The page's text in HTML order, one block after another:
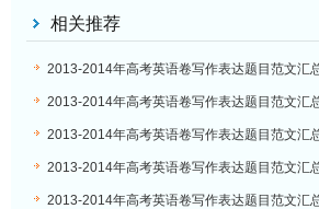
相关推荐
2013-2014年高考英语卷写作表达题目范文汇
(84):Letters to Dr Helper
2013-2014年高考英语卷写作表达题目范文汇
目中的好老师
2013-2014年高考英语卷写作表达题目范文汇
旅行
2013-2014年高考英语卷写作表达题目范文汇
地震知识
2013-2014年高考英语卷写作表达题目范文汇